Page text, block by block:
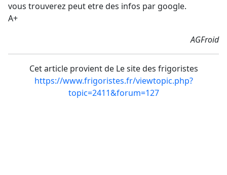
vous trouverez peut etre des infos par google.
A+
AGFroid
Cet article provient de Le site des frigoristes
https://www.frigoristes.fr/viewtopic.php?
topic=2411&forum=127